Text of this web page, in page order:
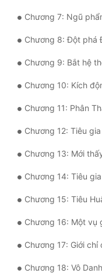
Trùng Sinh
Trọng Sinh
Chương 7: Ngũ
Chương 8: Đột phá
Chương 9: Bắt hệ
Chương 10: Kích
Chương 11: Phân
Chương 12: Tiêu
Chương 13: Mới
Chương 14: Tiêu
Chương 15: Tiêu
Chương 16: Một vụ
Chương 17: Giới chỉ
Chương 18: Vô